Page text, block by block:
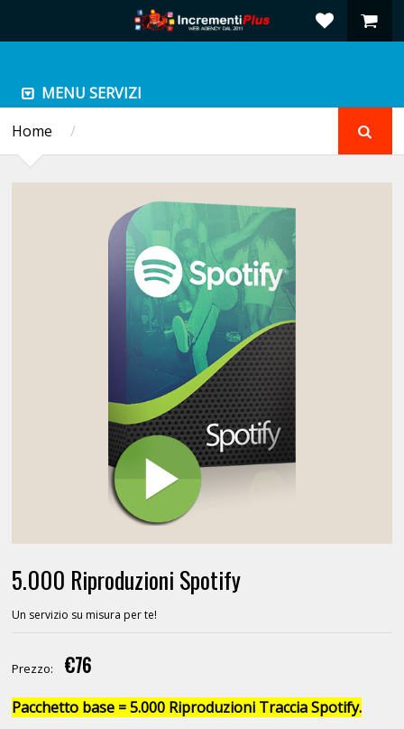
MENU SERVIZI
Home
/
5.000 Riproduzioni Spotify
Un servizio su misura per te!
Prezzo: €76
Pacchetto base = 5.000 Riproduzioni Traccia Spotify.